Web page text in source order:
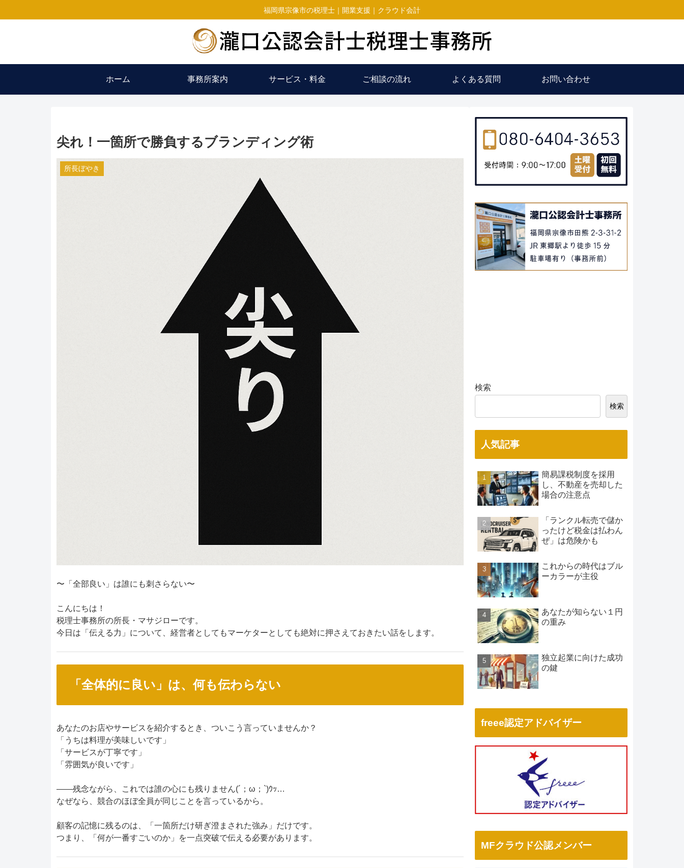
福岡県宗像市の税理士｜開業支援｜クラウド会計
ホーム 事務所案内 サービス・料金 ご相談の流れ よくある質問 お問い合わせ
尖れ！一箇所で勝負するブランディング術
所長ぼやき
〜「全部良い」は誰にも刺さらない〜
こんにちは！
税理士事務所の所長・マサジローです。
今日は「伝える力」について、経営者としてもマーケターとしても絶対に押さえておきたい話をします。
「全体的に良い」は、何も伝わらない
あなたのお店やサービスを紹介するとき、ついこう言っていませんか？
「うちは料理が美味しいです」
「サービスが丁寧です」
「雰囲気が良いです」
——残念ながら、これでは誰の心にも残りません(´；ω；`)ｳｯ…
なぜなら、競合のほぼ全員が同じことを言っているから。
顧客の記憶に残るのは、「一箇所だけ研ぎ澄まされた強み」だけです。
つまり、「何が一番すごいのか」を一点突破で伝える必要があります。
検索
検索
人気記事
簡易課税制度を採用
し、不動産を売却した
場合の注意点
「ランクル転売で儲か
ったけど税金は払わん
ぜ」は危険かも
これからの時代はブル
ーカラーが主役
あなたが知らない１円
の重み
独立起業に向けた成功
の鍵
freee認定アドバイザー
MFクラウド公認メンバー